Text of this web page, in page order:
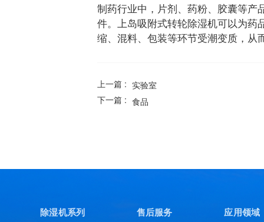
制药行业中，片剂、药粉、胶囊等产
件。上岛吸附式转轮除湿机可以为药
缩、混料、包装等环节受潮变质，从
上一篇 : 实验室
下一篇 : 食品
除湿机系列 售后服务 应用领域